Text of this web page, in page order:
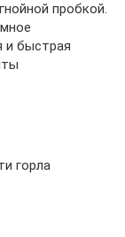
пробкой.
и быстрая
горла